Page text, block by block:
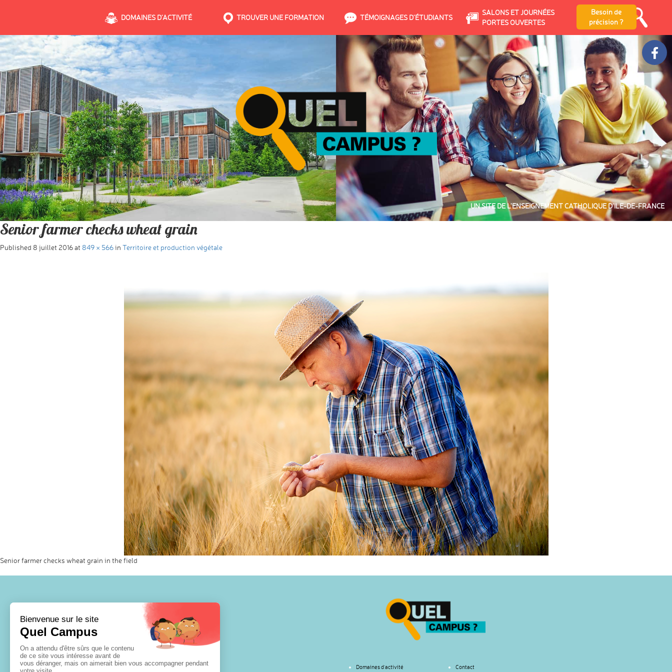
DOMAINES D’ACTIVITÉ TROUVER UNE FORMATION TÉMOIGNAGES D’ÉTUDIANTS
SALONS ET JOURNÉES
PORTES OUVERTES
Besoin de
précision ?
UN SITE DE L’ENSEIGNEMENT CATHOLIQUE D’ILE-DE-FRANCE
Senior farmer checks wheat grain
Published 8 juillet 2016at 849 × 566in Territoire et production végétale
Senior farmer checks wheat grain in the field
Domaines d’activité
Contact